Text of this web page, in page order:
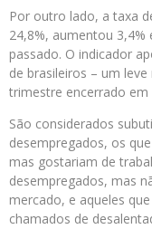
Por outro lado, a taxa
24,8%, aumentou
passado. O indicador
de brasileiros – um
trimestre encerrado em
São considerados
desempregados, os
mas gostariam de
desempregados, mas
mercado, e aqueles
chamados de